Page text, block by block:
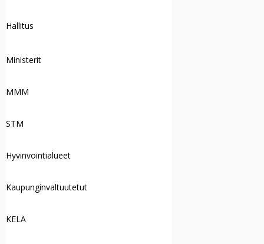
Hallitus
Ministerit
MMM
STM
Hyvinvointialueet
Kaupunginvaltuutetut
KELA